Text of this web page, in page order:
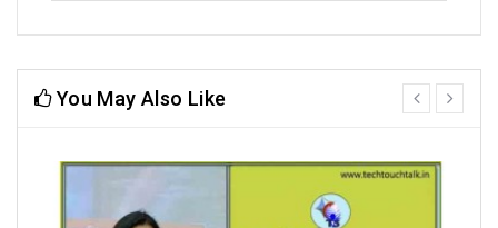
You May Also Like
prev